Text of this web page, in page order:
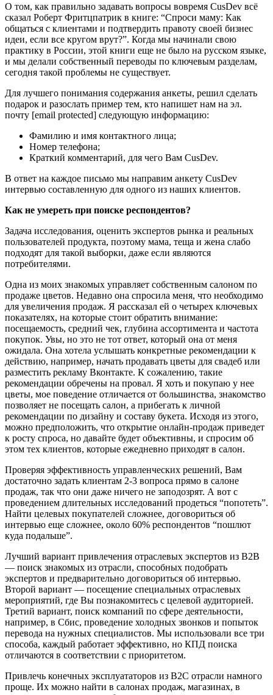
О том, как правильно задавать вопросы вовремя CusDev всё
сказал Роберт Фритцпатрик в книге: “Спроси маму: Как
общаться с клиентами и подтвердить правоту своей бизнес
идеи, если все кругом врут?”. Когда мы начинали свою
практику в России, этой книги еще не было на русском языке,
и мы делали собственный переводы по ключевым разделам,
сегодня такой проблемы не существует.
Для лучшего понимания содержания анкеты, решил сделать
подарок и разослать пример тем, кто напишет нам на эл.
почту [email protected] следующую информацию:
Фамилию и имя контактного лица;
Номер телефона;
Краткий комментарий, для чего Вам CusDev.
В ответ на каждое письмо мы направим анкету CusDev
интервью составленную для одного из наших клиентов.
Как не умереть при поиске респондентов?
Задача исследования, оценить экспертов рынка и реальных
пользователей продукта, поэтому мама, теща и жена слабо
подходят для такой выборки, даже если являются
потребителями.
Одна из моих знакомых управляет собственным салоном по
продаже цветов. Недавно она спросила меня, что необходимо
для увеличения продаж. Я рассказал ей о четырех ключевых
показателях, на которые стоит обратить внимание:
посещаемость, средний чек, глубина ассортимента и частота
покупок. Увы, но это не тот ответ, который она от меня
ожидала. Она хотела услышать конкретные рекомендации к
действию, например, начать продавать цветы для свадеб или
разместить рекламу Вконтакте. К сожалению, такие
рекомендации обречены на провал. Я хоть и покупаю у нее
цветы, мое поведение отличается от большинства, знакомство
позволяет не посещать салон, а прибегать к личной
рекомендации по дизайну и составу букета. Исходя из этого,
можно предположить, что открытие онлайн-продаж приведет
к росту спроса, но давайте будет объективны, и спросим об
этом тех клиентов, которые ежедневно приходят в салон.
Проверяя эффективность управленческих решений, Вам
достаточно задать клиентам 2-3 вопроса прямо в салоне
продаж, так что они даже ничего не заподозрят. А вот с
проведением длительных исследований продеться “попотеть”.
Найти целевых покупателей сложнее, договориться об
интервью еще сложнее, около 60% респондентов “пошлют
куда подальше”.
Лучший вариант привлечения отраслевых экспертов из B2B
— поиск знакомых из отрасли, способных подобрать
экспертов и предварительно договориться об интервью.
Второй вариант — посещение специальных отраслевых
мероприятий, где Вы познакомитесь с целевой аудиторией.
Третий вариант, поиск компаний по сфере деятельности,
например, в Сбис, проведение холодных звонков и попыток
перевода на нужных специалистов. Мы использовали все три
способа, каждый работает эффективно, но КПД поиска
отличаются в соответствии с приоритетом.
Привлечь конечных эксплуататоров из B2C отрасли намного
проще. Их можно найти в салонах продаж, магазинах, в